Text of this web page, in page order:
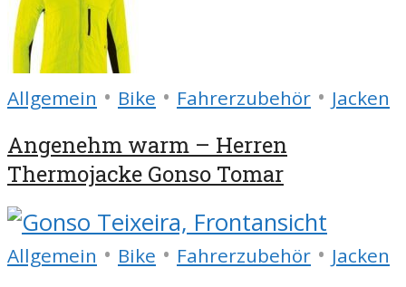
Allgemein • Bike • Fahrerzubehör • Jacken
Angenehm warm – Herren
Thermojacke Gonso Tomar
Allgemein • Bike • Fahrerzubehör • Jacken